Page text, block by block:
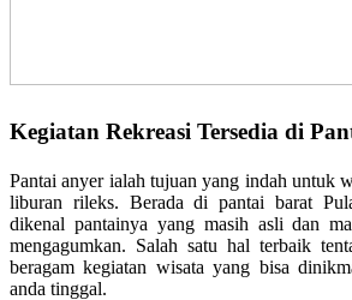
Kegiatan Rekreasi Tersedia di
Pantai anyer ialah tujuan yang indah untuk
liburan rileks. Berada di pantai barat
dikenal pantainya yang masih asli dan
mengagumkan. Salah satu hal terbaik
beragam kegiatan wisata yang bisa
anda tinggal.